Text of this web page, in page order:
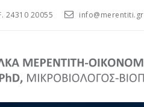
24310 20055 info@merentiti.gr